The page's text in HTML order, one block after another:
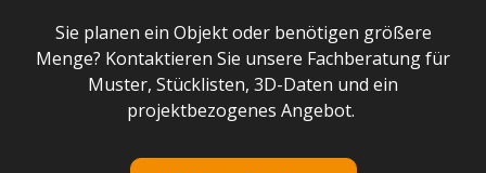
Sie planen ein Objekt oder benötigen größere
Menge? Kontaktieren Sie unsere Fachberatung für
Muster, Stücklisten, 3D-Daten und ein
projektbezogenes Angebot.